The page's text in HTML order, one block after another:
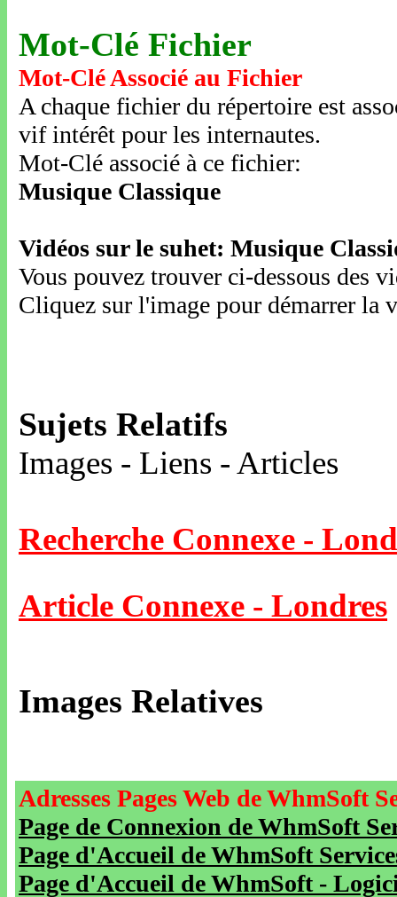
Mot-Clé Fichier
Mot-Clé Associé au Fichier
A chaque fichier du répertoire est
vif intérêt pour les internautes.
Mot-Clé associé à ce fichier:
Musique Classique
Vidéos sur le suhet: Musique
Vous pouvez trouver ci-dessous des
Cliquez sur l'image pour démarrer la
Sujets Relatifs
Images - Liens - Articles
Recherche Connexe -
Article Connexe - Londres
Images Relatives
Adresses Pages Web de WhmSoft
Page de Connexion de WhmSoft
Page d'Accueil de WhmSoft
Page d'Accueil de WhmSoft -